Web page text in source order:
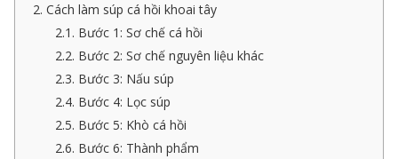
2. Cách làm súp cá hồi khoai tây
2.1. Bước 1: Sơ chế cá hồi
2.2. Bước 2: Sơ chế nguyên liệu khác
2.3. Bước 3: Nấu súp
2.4. Bước 4: Lọc súp
2.5. Bước 5: Khò cá hồi
2.6. Bước 6: Thành phẩm